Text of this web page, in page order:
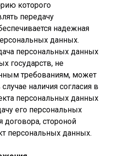
которого
передачу
надежная
данных.
персональных данных
государств, не
требованиям, может
наличия согласия в
персональных данных
его персональных
стороной
персональных данных.